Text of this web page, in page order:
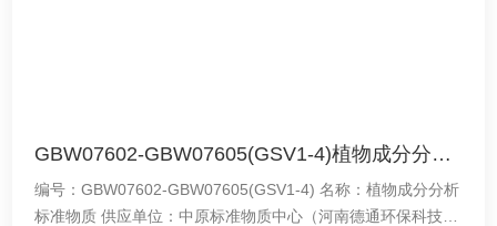
GBW07602-GBW07605(GSV1-4)植物成分分析标准物质
编号：GBW07602-GBW07605(GSV1-4) 名称：植物成分分析
标准物质 供应单位：中原标准物质中心（河南德通环保科技有